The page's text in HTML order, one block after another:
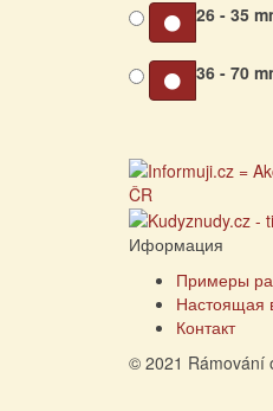
26 - 35
36 - 70
Иформация
Примеры
Настоящая
Контакт
© 2021 Rámování